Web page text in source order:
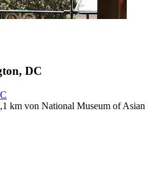
DC
km von National Museum of Asian